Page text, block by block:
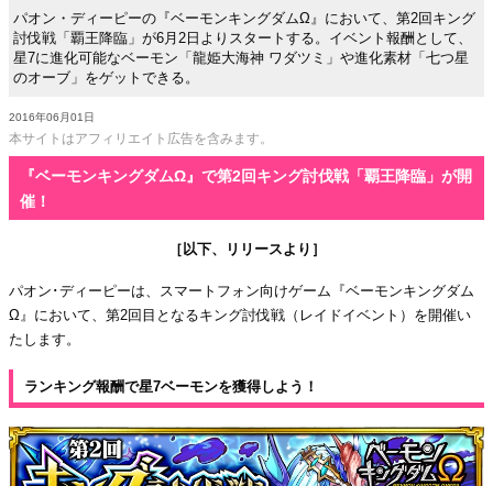
パオン・ディーピーの『ベーモンキングダムΩ』において、第2回キング
討伐戦「覇王降臨」が6月2日よりスタートする。イベント報酬として、
星7に進化可能なベーモン「龍姫大海神 ワダツミ」や進化素材「七つ星
のオーブ」をゲットできる。
2016年06月01日
本サイトはアフィリエイト広告を含みます。
『ベーモンキングダムΩ』で第2回キング討伐戦「覇王降臨」が開
催！
［以下、リリースより］
パオン･ディーピーは、スマートフォン向けゲーム『ベーモンキングダム
Ω』において、第2回目となるキング討伐戦（レイドイベント）を開催い
たします。
ランキング報酬で星7ベーモンを獲得しよう！